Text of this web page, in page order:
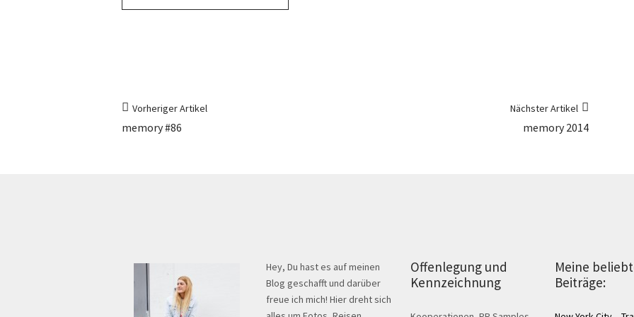
Vorheriger Artikel
memory #86
Nächster Artikel
memory 2014
Hey, Du hast es auf meinen
Blog geschafft und darüber
freue ich mich! Hier dreht sich
Offenlegung und
Kennzeichnung
Meine
Beiträge: